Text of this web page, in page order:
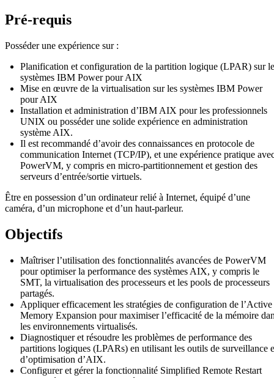
Pré-requis
Posséder une expérience sur :
Planification et configuration de la partition logique (LPAR) sur
systèmes IBM Power pour AIX
Mise en œuvre de la virtualisation sur les systèmes IBM Power
pour AIX
Installation et administration d’IBM AIX pour les professionnels
UNIX ou posséder une solide expérience en administration
système AIX.
Il est recommandé d’avoir des connaissances en protocole de
communication Internet (TCP/IP), et une expérience pratique
PowerVM, y compris en micro-partitionnement et gestion des
serveurs d’entrée/sortie virtuels.
Être en possession d’un ordinateur relié à Internet, équipé d’une
caméra, d’un microphone et d’un haut-parleur.
Objectifs
Maîtriser l’utilisation des fonctionnalités avancées de PowerVM
pour optimiser la performance des systèmes AIX, y compris le
SMT, la virtualisation des processeurs et les pools de processeurs
partagés.
Appliquer efficacement les stratégies de configuration de l’Active
Memory Expansion pour maximiser l’efficacité de la mémoire
les environnements virtualisés.
Diagnostiquer et résoudre les problèmes de performance des
partitions logiques (LPARs) en utilisant les outils de surveillance
d’optimisation d’AIX.
Configurer et gérer la fonctionnalité Simplified Remote Restart